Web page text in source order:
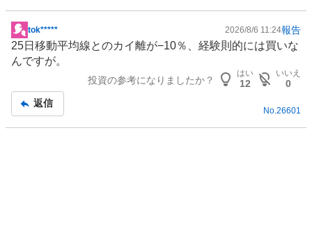
2
1
.
4
、
売
り
掲
示
板
tok***** 2026/8/6 11:24報告
25日移動平均線とのカイ離が−10％、経験則的には買いな
んですが。
投資の参考になりましたか？
はい
12
いいえ
0
返信
No. 26601